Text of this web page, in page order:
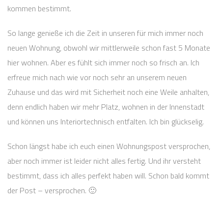
kommen bestimmt.
So lange genieße ich die Zeit in unseren für mich immer noch
neuen Wohnung, obwohl wir mittlerweile schon fast 5 Monate
hier wohnen. Aber es fühlt sich immer noch so frisch an. Ich
erfreue mich nach wie vor noch sehr an unserem neuen
Zuhause und das wird mit Sicherheit noch eine Weile anhalten,
denn endlich haben wir mehr Platz, wohnen in der Innenstadt
und können uns Interiortechnisch entfalten. Ich bin glückselig.
Schon längst habe ich euch einen Wohnungspost versprochen,
aber noch immer ist leider nicht alles fertig. Und ihr versteht
bestimmt, dass ich alles perfekt haben will. Schon bald kommt
der Post – versprochen. 🙂